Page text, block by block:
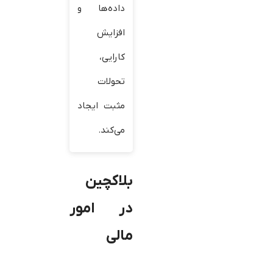
داده‌ها و
افزایش
کارایی،
تحولات
مثبت ایجاد
می‌کند.
بلاکچین
در امور
مالی